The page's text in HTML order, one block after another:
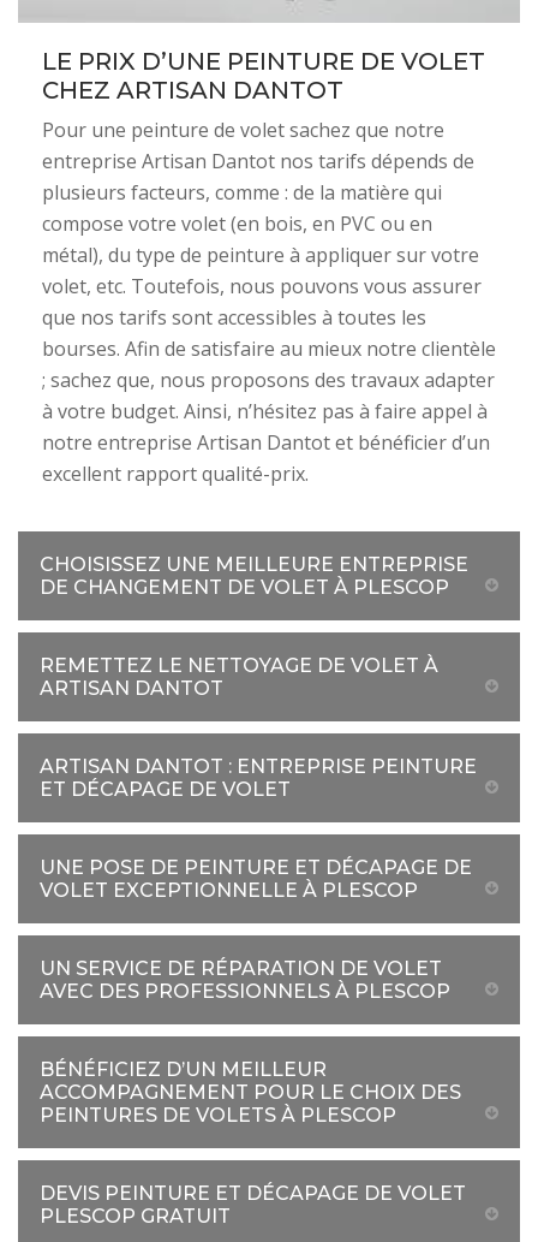
LE PRIX D’UNE PEINTURE DE VOLET
CHEZ ARTISAN DANTOT
Pour une peinture de volet sachez que notre
entreprise Artisan Dantot nos tarifs dépends de
plusieurs facteurs, comme : de la matière qui
compose votre volet (en bois, en PVC ou en
métal), du type de peinture à appliquer sur votre
volet, etc. Toutefois, nous pouvons vous assurer
que nos tarifs sont accessibles à toutes les
bourses. Afin de satisfaire au mieux notre clientèle
; sachez que, nous proposons des travaux adapter
à votre budget. Ainsi, n’hésitez pas à faire appel à
notre entreprise Artisan Dantot et bénéficier d’un
excellent rapport qualité-prix.
CHOISISSEZ UNE MEILLEURE ENTREPRISE
DE CHANGEMENT DE VOLET À PLESCOP
REMETTEZ LE NETTOYAGE DE VOLET À
ARTISAN DANTOT
ARTISAN DANTOT : ENTREPRISE PEINTURE
ET DÉCAPAGE DE VOLET
UNE POSE DE PEINTURE ET DÉCAPAGE DE
VOLET EXCEPTIONNELLE À PLESCOP
UN SERVICE DE RÉPARATION DE VOLET
AVEC DES PROFESSIONNELS À PLESCOP
BÉNÉFICIEZ D’UN MEILLEUR
ACCOMPAGNEMENT POUR LE CHOIX DES
PEINTURES DE VOLETS À PLESCOP
DEVIS PEINTURE ET DÉCAPAGE DE VOLET
PLESCOP GRATUIT